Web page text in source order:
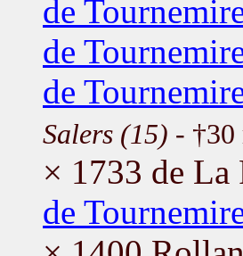
de
de
de
Salers (15) - †30
× 1733 de La
de